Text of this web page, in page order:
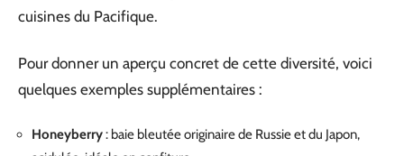
cuisines du Pacifique.
Pour donner un aperçu concret de cette diversité, voici
quelques exemples supplémentaires :
Honeyberry: baie bleutée originaire de Russie et du Japon,